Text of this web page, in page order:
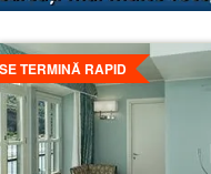
SE TERMINĂ RAPID
Detalii